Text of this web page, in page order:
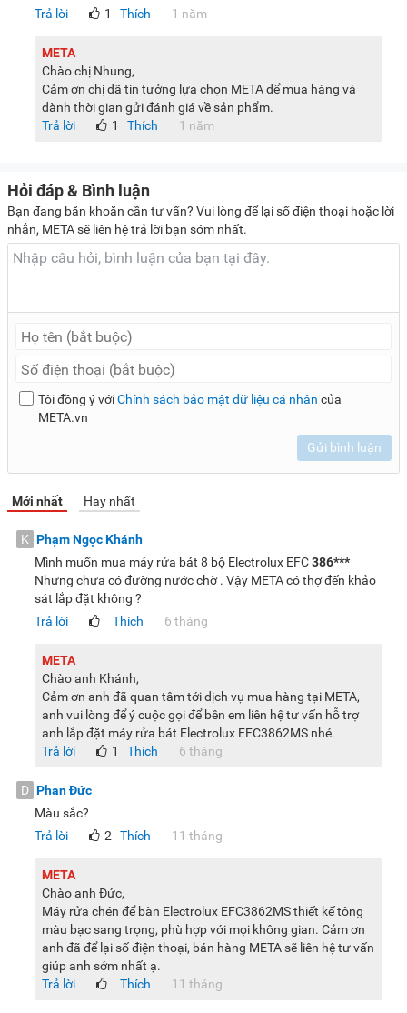
Trả lời
Thích
1 1 năm
META
Chào chị Nhung,
Cảm ơn chị đã tin tưởng lựa chọn META để mua hàng và
dành thời gian gửi đánh giá về sản phẩm.
Trả lời
Thích
1 1 năm
Hỏi đáp & Bình luận
Bạn đang băn khoăn cần tư vấn? Vui lòng để lại số điện thoại hoặc lời
nhắn, META sẽ liên hệ trả lời bạn sớm nhất.
Tôi đồng ý vớiChính sách bảo mật dữ liệu cá nhân của
META.vn
Gửi bình luận
Mới nhất Hay nhất
K Phạm Ngọc Khánh
Mình muốn mua máy rửa bát 8 bộ Electrolux EFC386***
Nhưng chưa có đường nước chờ . Vậy META có thợ đến khảo
sát lắp đặt không ?
Trả lời
Thích 6 tháng
META
Chào anh Khánh,
Cảm ơn anh đã quan tâm tới dịch vụ mua hàng tại META,
anh vui lòng để ý cuộc gọi để bên em liên hệ tư vấn hỗ trợ
anh lắp đặt máy rửa bát Electrolux EFC3862MS nhé.
Trả lời
Thích
1 6 tháng
D Phan Đức
Màu sắc?
Trả lời
Thích
2 11 tháng
META
Chào anh Đức,
Máy rửa chén để bàn Electrolux EFC3862MS thiết kế tông
màu bạc sang trọng, phù hợp với mọi không gian. Cảm ơn
anh đã để lại số điện thoại, bán hàng META sẽ liên hệ tư vấn
giúp anh sớm nhất ạ.
Trả lời
Thích 11 tháng